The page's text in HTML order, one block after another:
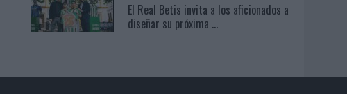
El Real Betis invita a los aficionados a
diseñar su próxima ...